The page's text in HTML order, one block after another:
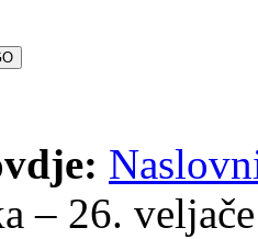
– 26. veljače